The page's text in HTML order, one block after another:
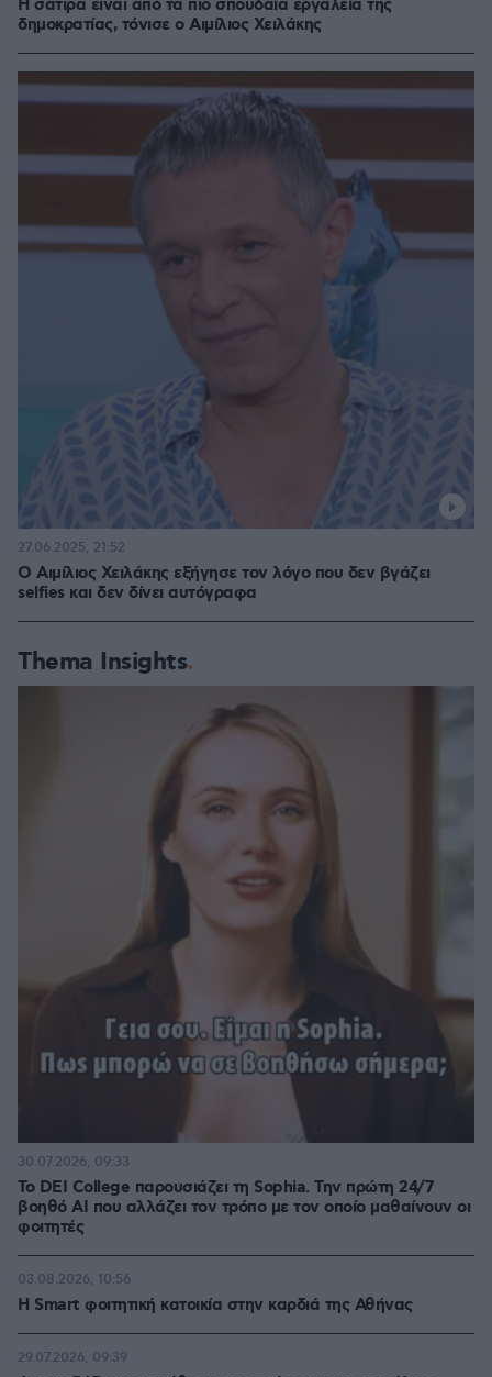
Η σάτιρα είναι από τα πιο σπουδαία εργαλεία της
δημοκρατίας, τόνισε ο Αιμίλιος Χειλάκης
Ο Αιμίλιος Χειλάκης εξήγησε τον λόγο που δεν βγάζει
selfies και δεν δίνει αυτόγραφα
27.06.2025, 21:52
Thema Insights
Το DEI College παρουσιάζει τη Sophia. Την πρώτη 24/7
βοηθό AI που αλλάζει τον τρόπο με τον οποίο μαθαίνουν οι
φοιτητές
30.07.2026, 09:33
Η Smart φοιτητική κατοικία στην καρδιά της Αθήνας
03.08.2026, 10:56
29.07.2026, 09:39